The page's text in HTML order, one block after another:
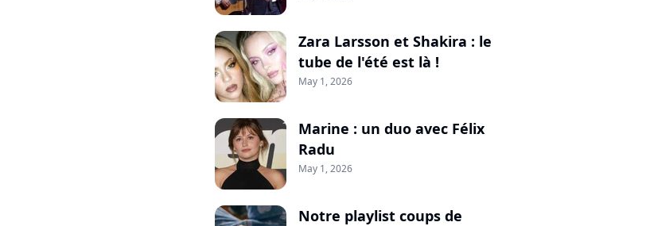
Zara Larsson et Shakira : le
tube de l'été est là !
May 1, 2026
Marine : un duo avec Félix
Radu
May 1, 2026
Notre playlist coups de